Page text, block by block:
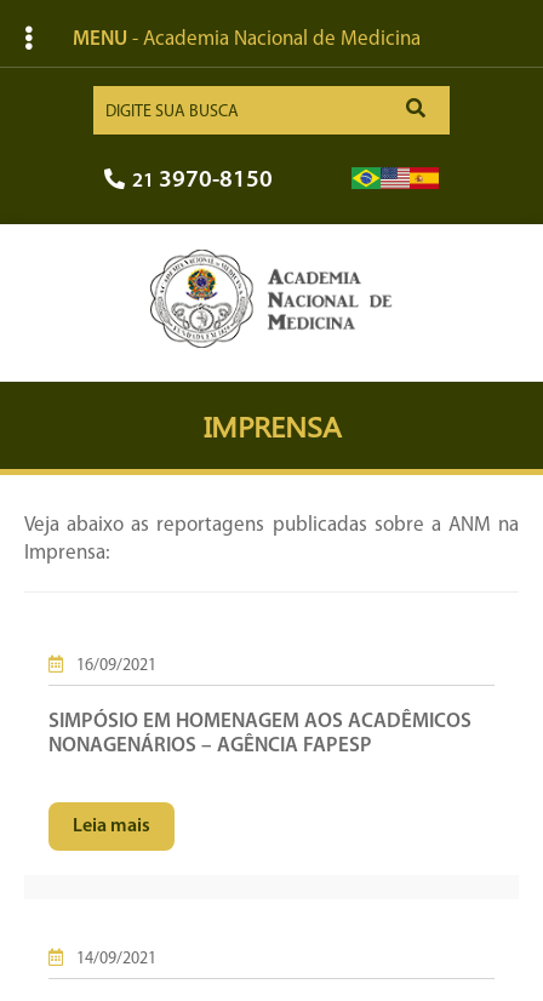
MENU - Academia Nacional de Medicina
21 3970-8150
IMPRENSA
Veja abaixo as reportagens publicadas sobre a ANM na
Imprensa:
16/09/2021
SIMPÓSIO EM HOMENAGEM AOS ACADÊMICOS
NONAGENÁRIOS – AGÊNCIA FAPESP
Leia mais
14/09/2021